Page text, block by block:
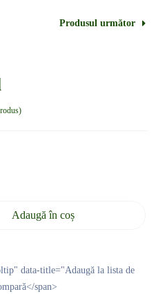
Produsul următor
Adaugă în coș
data-title="Adaugă la lista de
span>